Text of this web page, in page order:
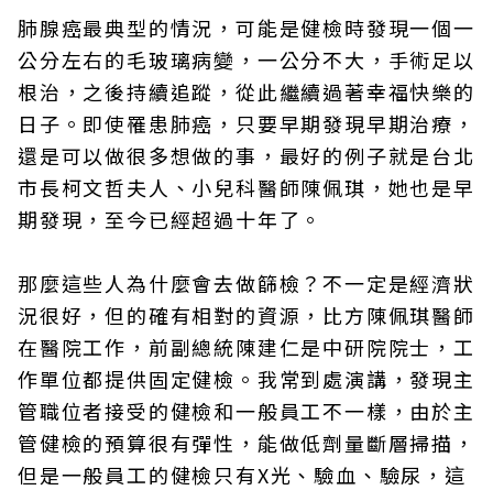
肺腺癌最典型的情況，可能是健檢時發現一個一
公分左右的毛玻璃病變，一公分不大，手術足以
根治，之後持續追蹤，從此繼續過著幸福快樂的
日子。即使罹患肺癌，只要早期發現早期治療，
還是可以做很多想做的事，最好的例子就是台北
市長柯文哲夫人、小兒科醫師陳佩琪，她也是早
期發現，至今已經超過十年了。
那麼這些人為什麼會去做篩檢？不一定是經濟狀
況很好，但的確有相對的資源，比方陳佩琪醫師
在醫院工作，前副總統陳建仁是中研院院士，工
作單位都提供固定健檢。我常到處演講，發現主
管職位者接受的健檢和一般員工不一樣，由於主
管健檢的預算很有彈性，能做低劑量斷層掃描，
但是一般員工的健檢只有X光、驗血、驗尿，這